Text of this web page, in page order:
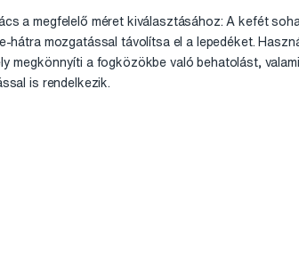
a megfelelő méret kiválasztásához: A kefét
hátra mozgatással távolítsa el a lepedéket.
megkönnyíti a fogközökbe való behatolást,
is rendelkezik.